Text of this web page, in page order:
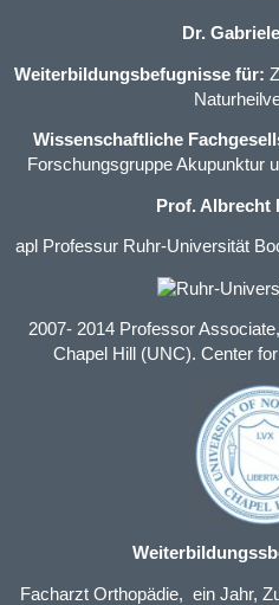
Dr.
Weiterbildungsbefugnisse für:
Wissenschaftliche
Forschungsgruppe Akupunktur
Prof. Albrecht
apl Professur Ruhr-Universität
2007- 2014 Professor
Chapel Hill (UNC). Center
Facharzt Orthopädie, ein Jahr,